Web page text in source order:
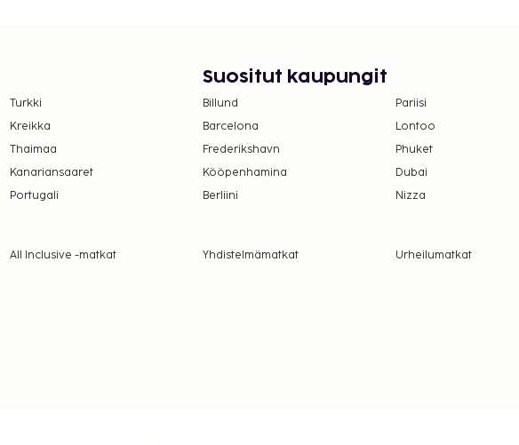
hotelli tarjoaa
buffetaamiainen
ATOUT.
maksut.
yö. Tätä veroa ei
maksut.
Turkki
Kreikka
Thaimaa
Kanariansaaret
Portugali
Suositut kaupungit
Billund Pariisi
Barcelona
Lontoo
Frederikshavn
Phuket
Kööpenhamina
Dubai
Berliini
Nizza
All Inclusive -matkat Yhdistelmämatkat Urheilumatkat